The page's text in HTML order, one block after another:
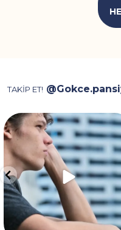
TAKİP ET!
Video, ev kiralarken
depozito, aidat...